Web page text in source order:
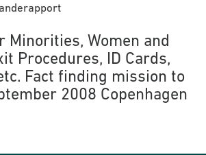
Minorities, Women and
Procedures, ID Cards,
Fact finding mission to
2008 Copenhagen